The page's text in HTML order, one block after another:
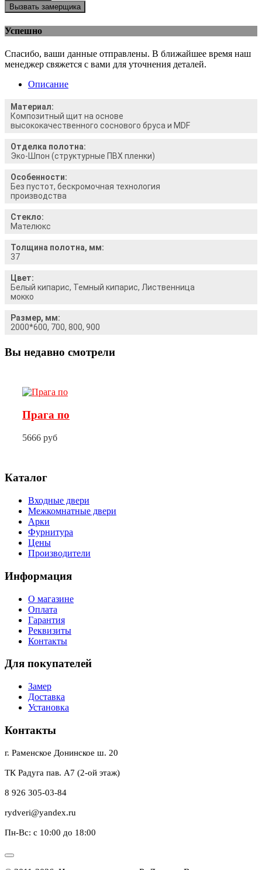
Вызвать замерщика
Успешно
Спасибо, ваши данные отправлены. В ближайшее время наш
менеджер свяжется с вами для уточнения деталей.
Описание
Материал:
Композитный щит на основе
высококачественного соснового бруса и MDF
Отделка полотна:
Эко-Шпон (структурные ПВХ пленки)
Особенности:
Без пустот, бескромочная технология
производства
Стекло:
Мателюкс
Толщина полотна, мм:
37
Цвет:
Белый кипарис, Темный кипарис, Лиственница
мокко
Размер, мм:
2000*600, 700, 800, 900
Вы недавно смотрели
Прага по
5666 руб
Каталог
Входные двери
Межкомнатные двери
Арки
Фурнитура
Цены
Производители
Информация
О магазине
Оплата
Гарантия
Реквизиты
Контакты
Для покупателей
Замер
Доставка
Установка
Контакты
г. Раменское Донинское ш. 20
ТК Радуга пав. А7 (2-ой этаж)
8 926 305-03-84
rydveri@yandex.ru
Пн-Вс: с 10:00 до 18:00